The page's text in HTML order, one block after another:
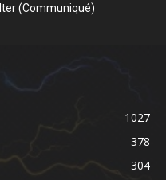
(Communiqué)
1027
378
304